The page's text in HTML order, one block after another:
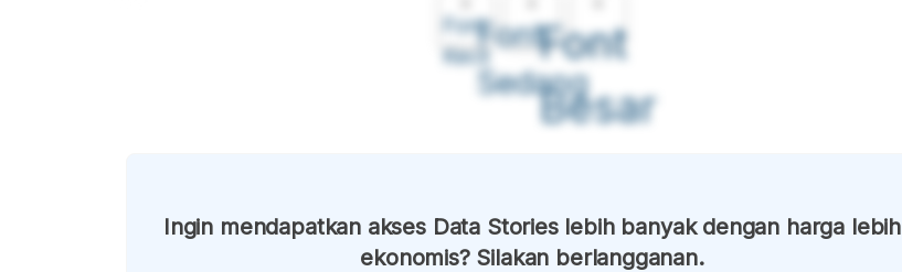
Font
Kecil
Font
Sedang
Font
Besar
Ingin mendapatkan akses Data Stories lebih banyak dengan harga lebih
ekonomis? Silakan berlangganan.